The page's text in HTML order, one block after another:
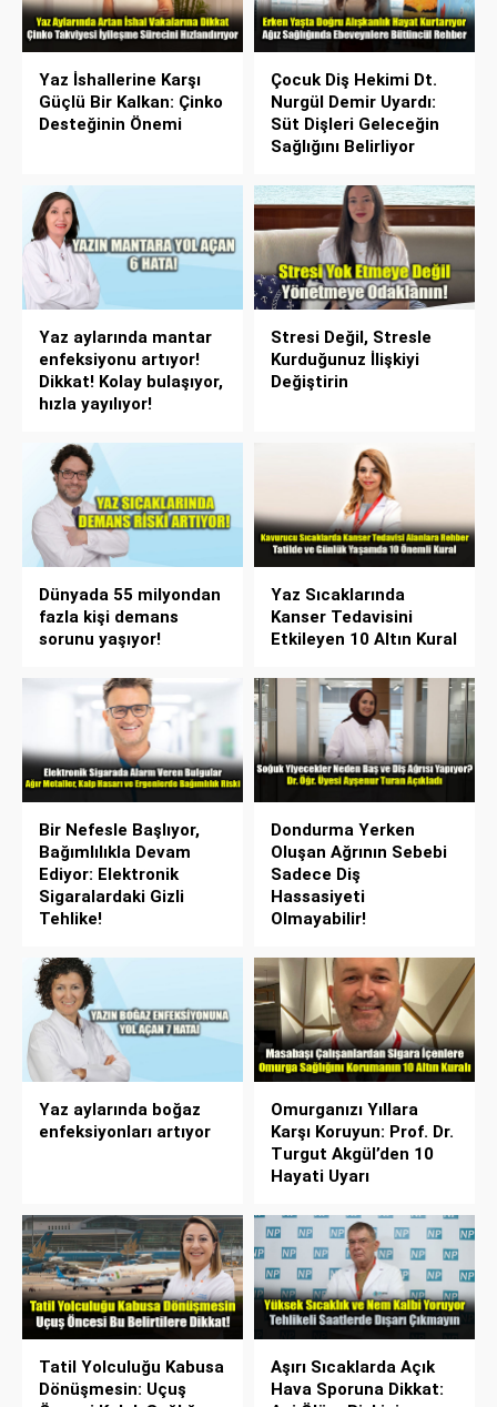
Yaz İshallerine Karşı
Güçlü Bir Kalkan: Çinko
Desteğinin Önemi
Çocuk Diş Hekimi Dt.
Nurgül Demir Uyardı:
Süt Dişleri Geleceğin
Sağlığını Belirliyor
Yaz aylarında mantar
enfeksiyonu artıyor!
Dikkat! Kolay bulaşıyor,
hızla yayılıyor!
Stresi Değil, Stresle
Kurduğunuz İlişkiyi
Değiştirin
Dünyada 55 milyondan
fazla kişi demans
sorunu yaşıyor!
Yaz Sıcaklarında
Kanser Tedavisini
Etkileyen 10 Altın Kural
Bir Nefesle Başlıyor,
Bağımlılıkla Devam
Ediyor: Elektronik
Sigaralardaki Gizli
Tehlike!
Dondurma Yerken
Oluşan Ağrının Sebebi
Sadece Diş
Hassasiyeti
Olmayabilir!
Yaz aylarında boğaz
enfeksiyonları artıyor
Omurganızı Yıllara
Karşı Koruyun: Prof. Dr.
Turgut Akgül’den 10
Hayati Uyarı
Tatil Yolculuğu Kabusa
Dönüşmesin: Uçuş
Aşırı Sıcaklarda Açık
Hava Sporuna Dikkat: